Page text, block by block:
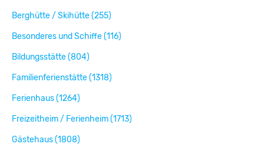
Berghütte / Skihütte (255)
Besonderes und Schiffe (116)
Bildungsstätte (804)
Familienferienstätte (1318)
Ferienhaus (1264)
Freizeitheim / Ferienheim (1713)
Gästehaus (1808)